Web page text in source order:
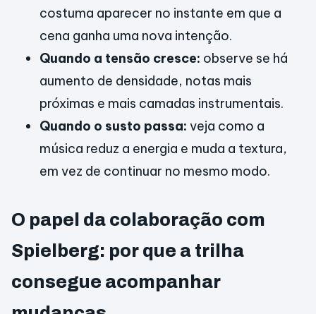
costuma aparecer no instante em que a
cena ganha uma nova intenção.
Quando a tensão cresce: observe se há
aumento de densidade, notas mais
próximas e mais camadas instrumentais.
Quando o susto passa: veja como a
música reduz a energia e muda a textura,
em vez de continuar no mesmo modo.
O papel da colaboração com
Spielberg: por que a trilha
consegue acompanhar